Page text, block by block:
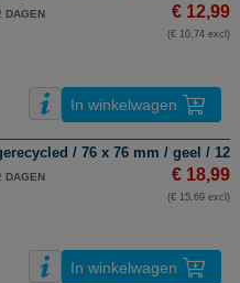
DAGEN € 12,99
(€ 10,74 excl)
In winkelwagen
/ 76 x 76 mm / geel / 12
DAGEN € 18,99
(€ 15,69 excl)
In winkelwagen